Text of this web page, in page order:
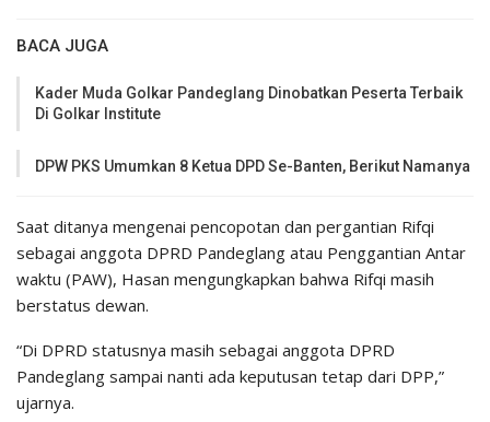
BACA JUGA
Kader Muda Golkar Pandeglang Dinobatkan Peserta Terbaik
Di Golkar Institute
DPW PKS Umumkan 8 Ketua DPD Se-Banten, Berikut Namanya
Saat ditanya mengenai pencopotan dan pergantian Rifqi
sebagai anggota DPRD Pandeglang atau Penggantian Antar
waktu (PAW), Hasan mengungkapkan bahwa Rifqi masih
berstatus dewan.
“Di DPRD statusnya masih sebagai anggota DPRD
Pandeglang sampai nanti ada keputusan tetap dari DPP,”
ujarnya.